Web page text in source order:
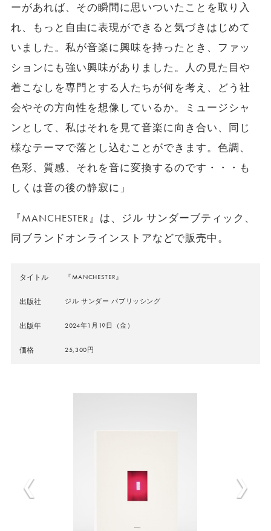
ーがあれば、 その瞬間に思いついたことを取り入
れ、
もっと自由に表現ができると気づきはじめて
いました。 私が音楽に興味を持ったとき、 ファッ
ションにも強い興味がありました。
人の見た目や
着こなしを専門とする人たちが何を考え、 どう社
会やその方向性を想像しているか。ミュージシャ
ンとして、 私はそれを見て音楽に向き合い、 同じ
様なテーマで落とし込むことができます。色調、
色彩、質感、 それを音に変換するのです・・・も
しくは音の後の静寂に」
『MANCHESTER』は、ジル サンダーブティック、
同ブランドオンラインストアなどで販売中。
タイトル 『MANCHESTER』
出版社 ジル サンダー パブリッシング
出版年 2024年1月19日（金）
価格 25,300円